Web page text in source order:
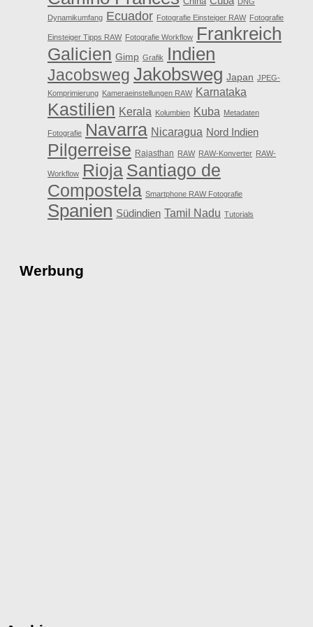
Dynamikumfang Ecuador Fotografie Einsteiger RAW Fotografie
Einsteiger Tipps RAW Fotografie Workflow Frankreich
Galicien Gimp Grafik Indien
Jacobsweg Jakobsweg Japan JPEG-
Komprimierung Kameraeinstellungen RAW Karnataka
Kastilien Kerala Kolumbien Kuba Metadaten
Fotografie Navarra Nicaragua Nord Indien
Pilgerreise Rajasthan RAW RAW-Konverter RAW-
Workflow Rioja Santiago de
Compostela Smartphone RAW Fotografie
Spanien Südindien Tamil Nadu Tutorials
Werbung